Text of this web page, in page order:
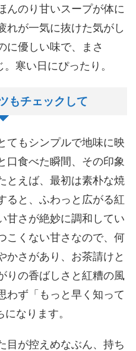
んのり甘いスープが体に
れが一気に抜けた気がし
に優しい味で、まさ
寒い日にぴったり。
もチェックして
てもシンプルで地味に映
口食べた瞬間、その印象
とえば、最初は素朴な焼
ると、ふわっと広がる紅
甘さが絶妙に調和してい
こくない甘さなので、何
かさがあり、お茶請けと
りの香ばしさと紅糟の風
わず「もっと早く知って
なります。
目が控えめなぶん、持ち